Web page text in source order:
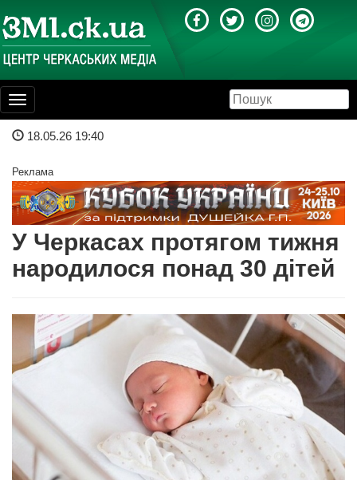
Toggle
navigation
18.05.26 19:40
Реклама
У Черкасах протягом тижня
народилося понад 30 дітей